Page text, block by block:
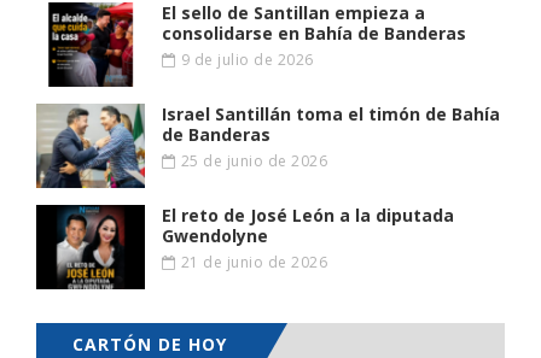
El sello de Santillan empieza a
consolidarse en Bahía de Banderas
9 de julio de 2026
Israel Santillán toma el timón de Bahía
de Banderas
25 de junio de 2026
El reto de José León a la diputada
Gwendolyne
21 de junio de 2026
CARTÓN DE HOY